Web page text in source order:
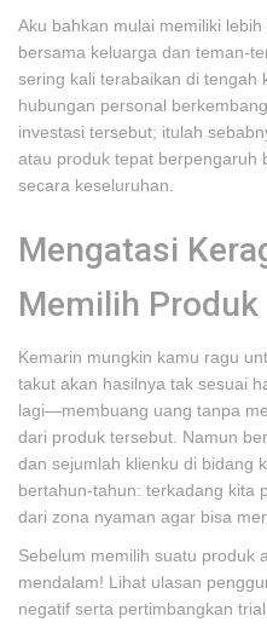
Aku bahkan mulai memiliki
bersama keluarga dan teman-
sering kali terabaikan di tengah
hubungan personal
investasi tersebut; itulah
atau produk tepat berpengaruh
secara keseluruhan.
Mengatasi
Memilih Produk
Kemarin mungkin kamu ragu
takut akan hasilnya tak sesuai
lagi—membuang uang tanpa
dari produk tersebut. Namun
dan sejumlah klienku di bidang
bertahun-tahun: terkadang kita
dari zona nyaman agar bisa
Sebelum memilih suatu produk
mendalam! Lihat ulasan
negatif serta pertimbangkan